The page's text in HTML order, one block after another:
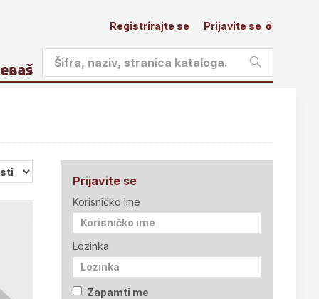
Registrirajte se Prijavite se
Prijavite se
Korisničko ime
Lozinka
Zapamti me